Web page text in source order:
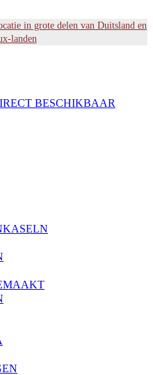
in grote delen van Duitsland en
landen
BESCHIKBAAR